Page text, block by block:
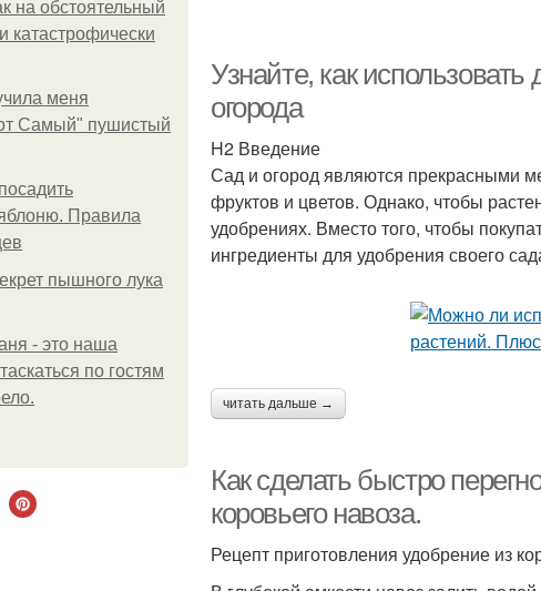
на обстоятельный
катастрофически
меня
Самый" пушистый
Правила
пышного лука
- это наша
по гостям
Узнайте, как
огорода
H2 Введение
Сад и огород являются прекрасными
фруктов и цветов. Однако, чтобы
удобрениях. Вместо того, чтобы
ингредиенты для удобрения своего
читать дальше →
Как сделать быстро
коровьего навоза.
Рецепт приготовления удобрение из